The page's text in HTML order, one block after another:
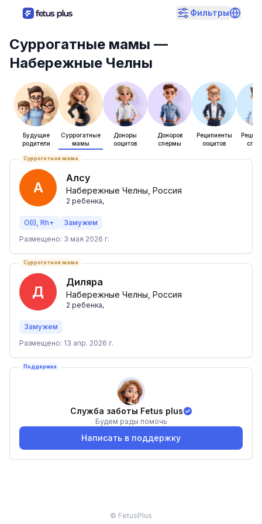
Фильтры
Суррогатные мамы —
Набережные Челны
Будущие
родители
Суррогатные
мамы
Доноры
ооцитов
Доноров
спермы
Реципиенты
ооцитов
Суррогатная мама
А
Алсу
Набережные Челны, Россия
2 ребенка,
O(I), Rh+
Замужем
Размещено: 3 мая 2026 г.
Суррогатная мама
Д
Диляра
Набережные Челны, Россия
2 ребенка,
Замужем
Размещено: 13 апр. 2026 г.
Поддержка
Служба заботы Fetus plus
Будем рады помочь
Написать в поддержку
© FetusPlus